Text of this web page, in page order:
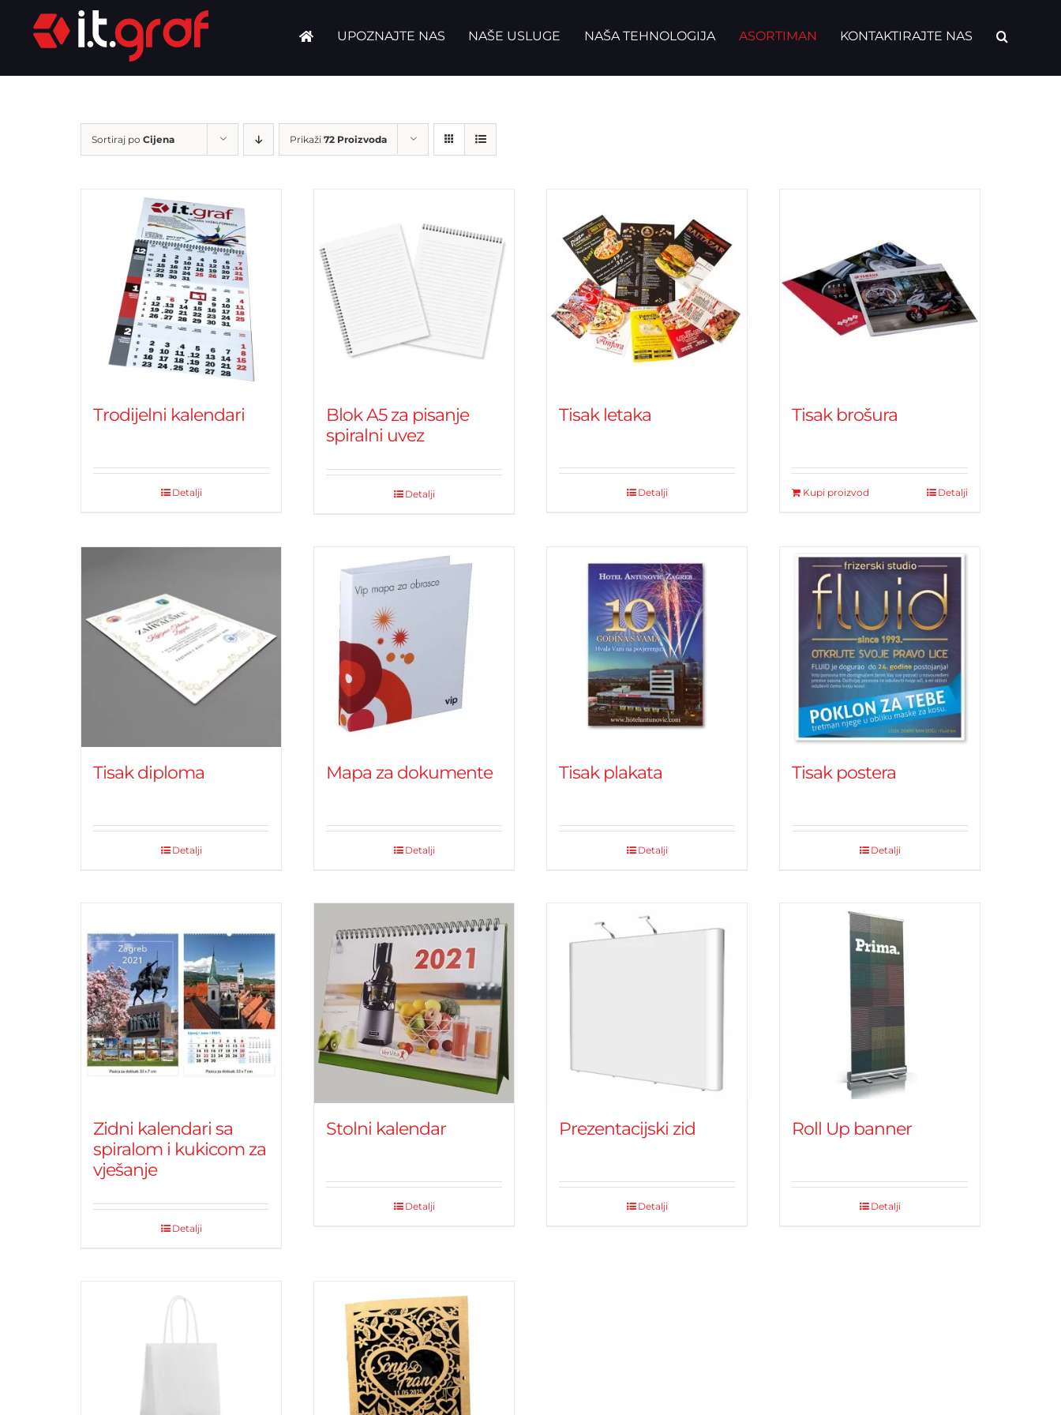
UPOZNAJTE NAS NAŠE USLUGE NAŠA TEHNOLOGIJA ASORTIMAN KONTAKTIRAJTE NAS
Sortiraj po Cijena Prikaži 72 Proizvoda
Trodijelni kalendari
Detalji
Blok A5 za pisanje
spiralni uvez
Detalji
Tisak letaka
Detalji
Tisak brošura
Kupi proizvod Detalji
Tisak diploma
Detalji
Mapa za dokumente
Detalji
Tisak plakata
Detalji
Tisak postera
Detalji
Zidni kalendari sa
spiralom i kukicom za
vješanje
Detalji
Stolni kalendar
Detalji
Prezentacijski zid
Detalji
Roll Up banner
Detalji